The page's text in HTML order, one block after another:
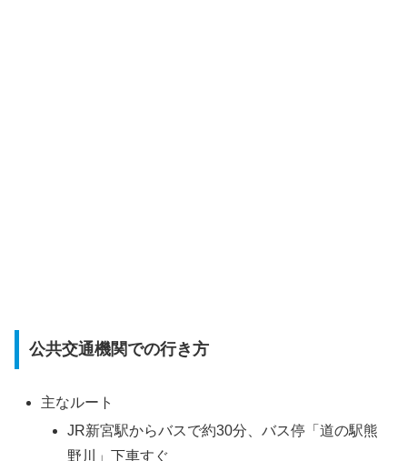
公共交通機関での行き方
主なルート
JR新宮駅からバスで約30分、バス停「道の駅熊
野川」下車すぐ